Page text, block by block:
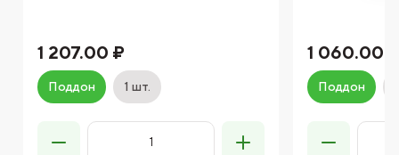
1 207.00 ₽
Поддон 1 шт.
1 060.00
Поддон